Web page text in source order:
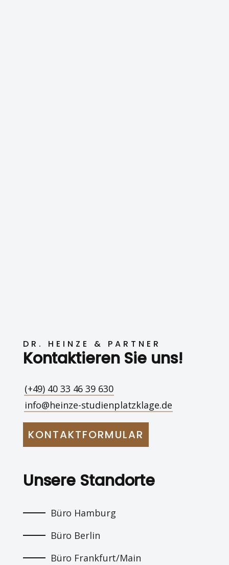
DR. HEINZE & PARTNER
Kontaktieren Sie uns!
(+49) 40 33 46 39 630
info@heinze-studienplatzklage.de
KONTAKTFORMULAR
Unsere Standorte
Büro Hamburg
Büro Berlin
Büro Frankfurt/Main